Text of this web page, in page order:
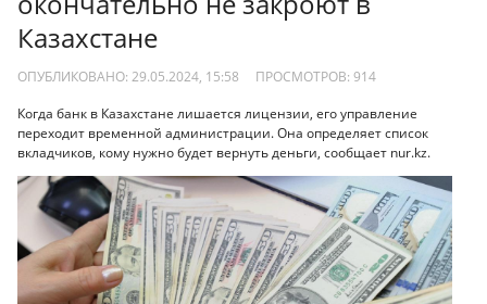
Казахстане
ОПУБЛИКОВАНО: 29.05.2024, 15:58 ПРОСМОТРОВ: 914
Когда банк в Казахстане лишается лицензии, его управление
переходит временной администрации. Она определяет список
вкладчиков, кому нужно будет вернуть деньги, сообщает nur.kz.